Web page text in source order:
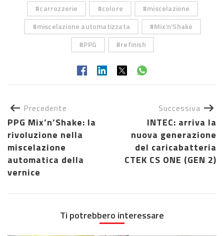
carrozzerie colore
miscelazione
miscelazione automatizzata
Mix’n’Shake
PPG
refinish
Precedente
PPG Mix’n’Shake: la
rivoluzione nella
miscelazione
automatica della
vernice
Successiva
INTEC: arriva la
nuova generazione
del caricabatteria
CTEK CS ONE (GEN 2)
Ti potrebbero interessare